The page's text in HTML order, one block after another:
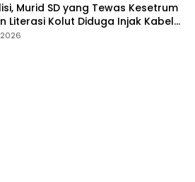
Murid SD yang Tewas Kesetrum
Literasi Kolut Diduga Injak Kabel